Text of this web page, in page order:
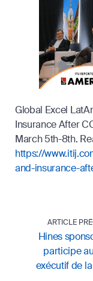
Global Excel
Insurance After
March 5th-8th.
https://
and-insurance-
ARTICLE
Hines
participe
exécutif de